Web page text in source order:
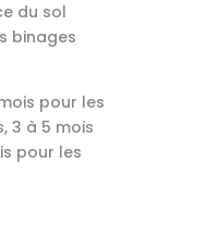
du sol
binages
pour les
3 à 5 mois
pour les